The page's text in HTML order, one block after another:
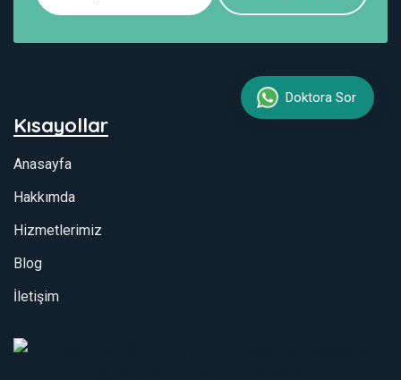
Doktora Sor
Kısayollar
Anasayfa
Hakkımda
Hizmetlerimiz
Blog
İletişim